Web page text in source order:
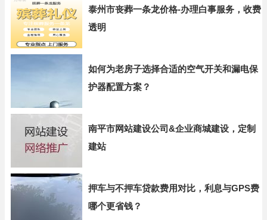
泰州市丧葬一条龙价格-办理白事服务，收费
透明
如何为老房子选择合适的空气开关和漏电保
护器配置方案？
南平市网站建设公司&企业商城建设，定制
建站
押车与不押车贷款费用对比，利息与GPS费
哪个更省钱？